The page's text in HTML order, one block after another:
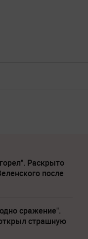
Раскрыто
после
сражение".
страшную